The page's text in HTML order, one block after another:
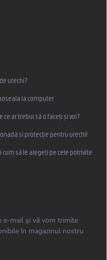
urechi?
la computer
ce ar trebui să o faceți și voi?
și protecție pentru urechi!
să le alegeți pe cele potrivite
e-mail şi vă vom trimite
în magazinul nostru